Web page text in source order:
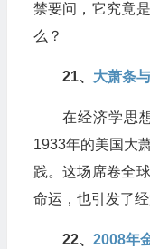
禁要问，它究竟
么？
​21、 大萧条
在经济学思
1933年的美国大
践。这场席卷全
命运，也引发了
22、​ 2008年